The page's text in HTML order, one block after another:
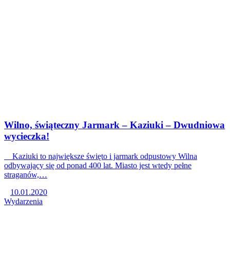
Wilno, świąteczny Jarmark – Kaziuki – Dwudniowa
wycieczka!
Kaziuki to największe święto i jarmark odpustowy Wilna
odbywający się od ponad 400 lat. Miasto jest wtedy pełne
straganów,…
10.01.2020
Wydarzenia